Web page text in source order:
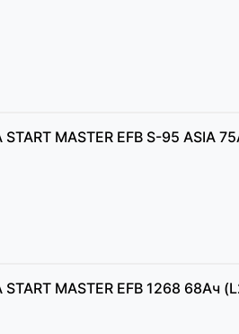
START MASTER EFB S-95 ASIA
START MASTER EFB 1268 68Ач